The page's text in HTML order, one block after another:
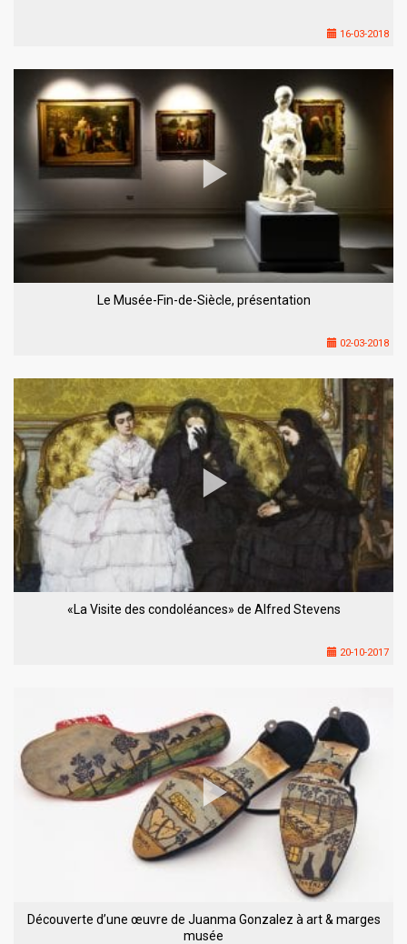
16-03-2018
Le Musée-Fin-de-Siècle, présentation
02-03-2018
«La Visite des condoléances» de Alfred Stevens
20-10-2017
Découverte d’une œuvre de Juanma Gonzalez à art & marges
musée